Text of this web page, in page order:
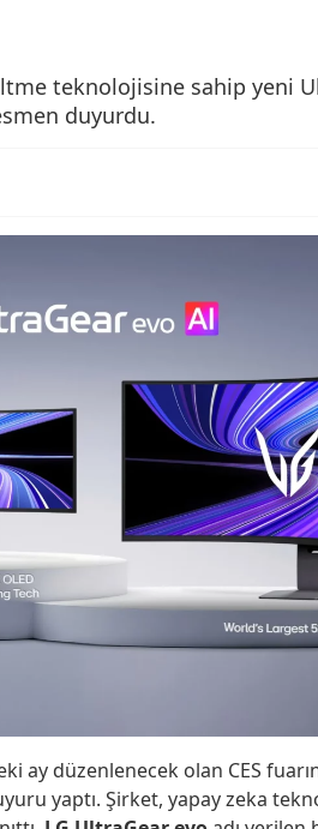
teknolojisine sahip yeni
duyurdu.
ay düzenlenecek olan CES
yaptı. Şirket, yapay zeka